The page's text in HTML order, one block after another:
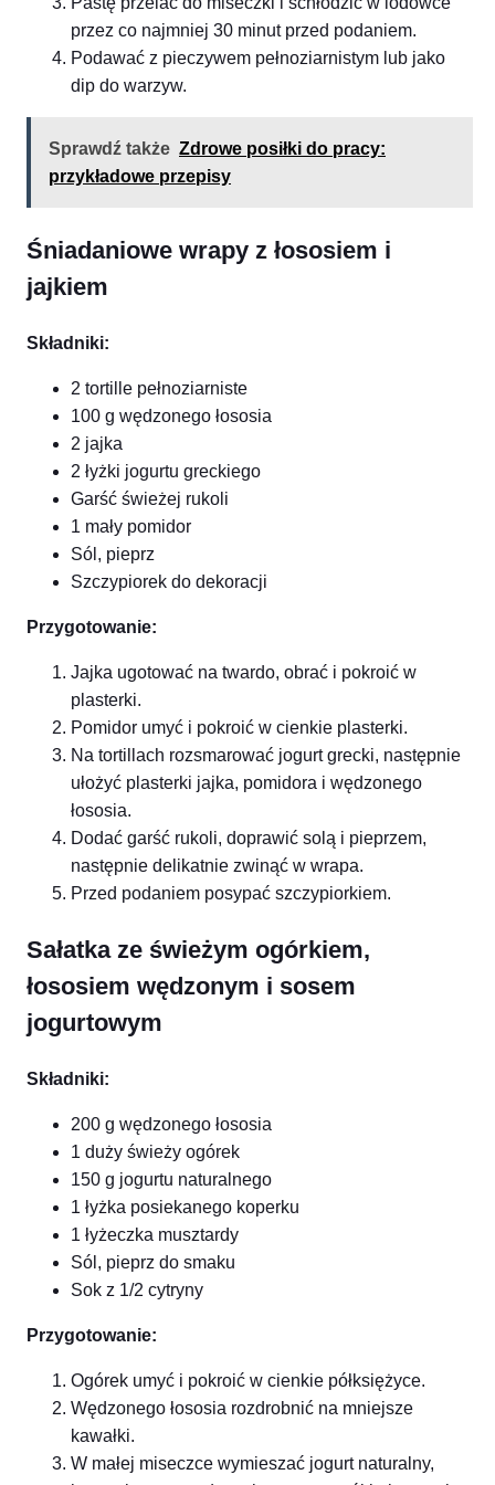
przez co najmniej 30 minut przed podaniem.
Podawać z pieczywem pełnoziarnistym lub jako
dip do warzyw.
Sprawdź także Zdrowe posiłki do pracy:
przykładowe przepisy
Śniadaniowe wrapy z łososiem i
jajkiem
Składniki:
2 tortille pełnoziarniste
100 g wędzonego łososia
2 jajka
2 łyżki jogurtu greckiego
Garść świeżej rukoli
1 mały pomidor
Sól, pieprz
Szczypiorek do dekoracji
Przygotowanie:
Jajka ugotować na twardo, obrać i pokroić w
plasterki.
Pomidor umyć i pokroić w cienkie plasterki.
Na tortillach rozsmarować jogurt grecki, następnie
ułożyć plasterki jajka, pomidora i wędzonego
łososia.
Dodać garść rukoli, doprawić solą i pieprzem,
następnie delikatnie zwinąć w wrapa.
Przed podaniem posypać szczypiorkiem.
Sałatka ze świeżym ogórkiem,
łososiem wędzonym i sosem
jogurtowym
Składniki:
200 g wędzonego łososia
1 duży świeży ogórek
150 g jogurtu naturalnego
1 łyżka posiekanego koperku
1 łyżeczka musztardy
Sól, pieprz do smaku
Sok z 1/2 cytryny
Przygotowanie:
Ogórek umyć i pokroić w cienkie półksiężyce.
Wędzonego łososia rozdrobnić na mniejsze
kawałki.
W małej miseczce wymieszać jogurt naturalny,